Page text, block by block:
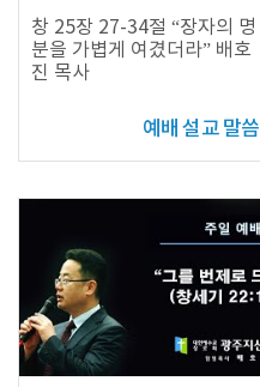
예배 설교 말씀
창 25장 27-34절 “장자의 명
분을 가볍게 여겼더라” 배호
진 목사